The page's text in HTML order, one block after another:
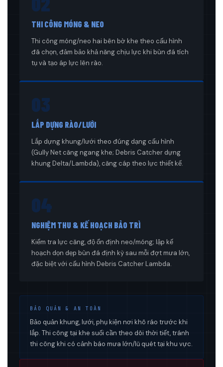
THI CÔNG MÓNG & NEO
Thi công móng/neo hai bên bờ khe theo cấu hình
đã chọn, đảm bảo khả năng chịu lực khi bùn đá tích
tụ và tạo áp lực lên rào.
03
LẮP DỰNG RÀO/LƯỚI
Lắp dựng khung/lưới theo đúng dạng cấu hình
(Gully Net căng ngang khe; Debris Catcher dựng
khung Delta/Lambda), căng cáp theo lực thiết kế.
04
NGHIỆM THU & KẾ HOẠCH BẢO TRÌ
Kiểm tra lực căng, độ ổn định neo/móng; lập kế
hoạch dọn dẹp bùn đá định kỳ sau mỗi đợt mưa lớn,
đặc biệt với cấu hình Debris Catcher Lambda.
BẢO QUẢN & AN TOÀN
Bảo quản khung, lưới, phụ kiện nơi khô ráo trước khi
lắp. Thi công tại khe suối cần theo dõi thời tiết, tránh
thi công khi có cảnh báo mưa lớn/lũ quét tại khu vực.